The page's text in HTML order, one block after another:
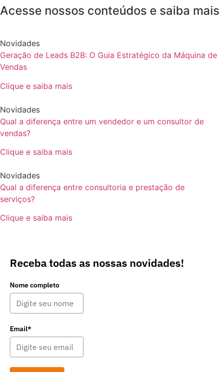
Acesse nossos conteúdos e saiba mais
Novidades
Geração de Leads B2B: O Guia Estratégico da Máquina de
Vendas
Clique e saiba mais
Novidades
Qual a diferença entre um vendedor e um consultor de
vendas?
Clique e saiba mais
Novidades
Qual a diferença entre consultoria e prestação de
serviços?
Clique e saiba mais
Receba todas as nossas novidades!
Nome completo
Email*